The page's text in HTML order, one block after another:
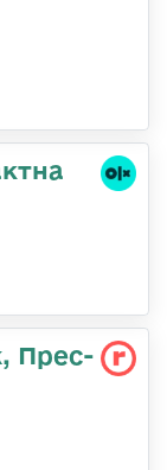
Прес-